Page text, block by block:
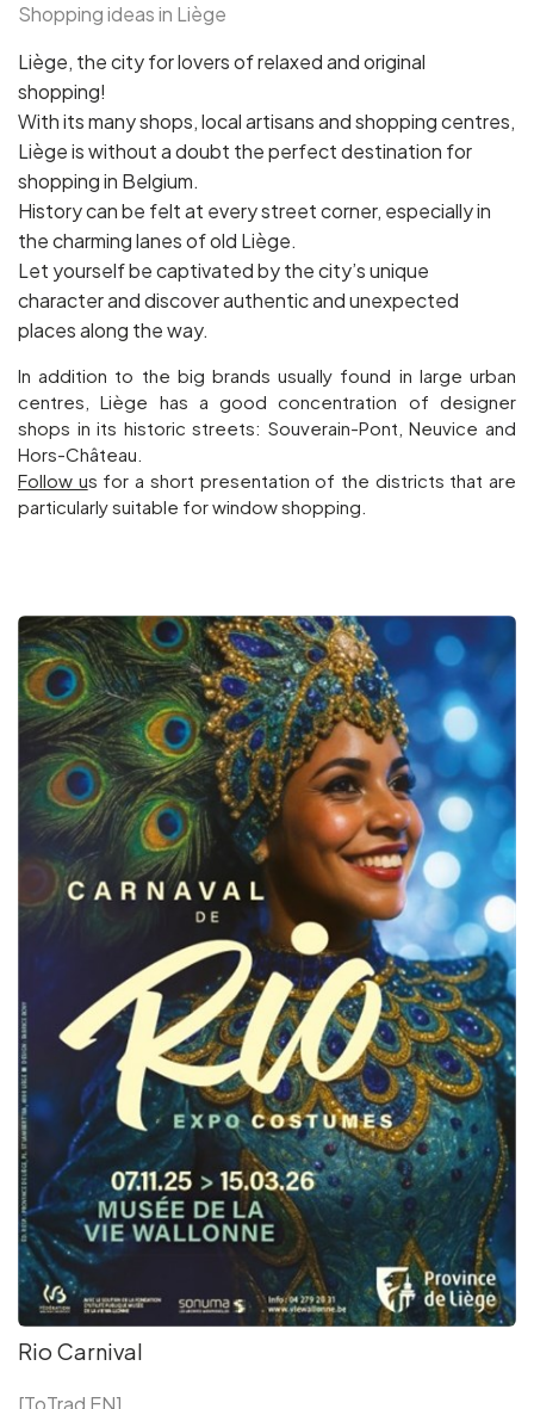
Shopping ideas in Liège
Liège, the city for lovers of relaxed and original
shopping!
With its many shops, local artisans and shopping centres,
Liège is without a doubt the perfect destination for
shopping in Belgium.
History can be felt at every street corner, especially in
the charming lanes of old Liège.
Let yourself be captivated by the city’s unique
character and discover authentic and unexpected
places along the way.
In addition to the big brands usually found in large urban
centres, Liège has a good concentration of designer
shops in its historic streets: Souverain-Pont, Neuvice and
Hors-Château.
Follow us for a short presentation of the districts that are
particularly suitable for window shopping.
Rio Carnival
[ToTrad EN]